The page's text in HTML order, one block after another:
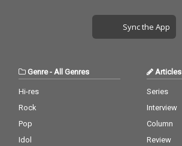
Sync the App
Genre-All Genres
Hi-res
Rock
Pop
Idol
Articles
Series
Interview
Column
Review